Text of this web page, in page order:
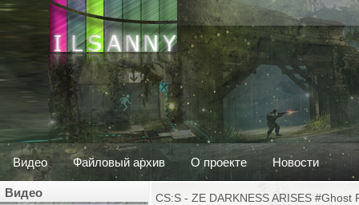
Видео Файловый архив О проекте Новости
Видео CS:S - ZE DARKNESS ARISES #Ghost